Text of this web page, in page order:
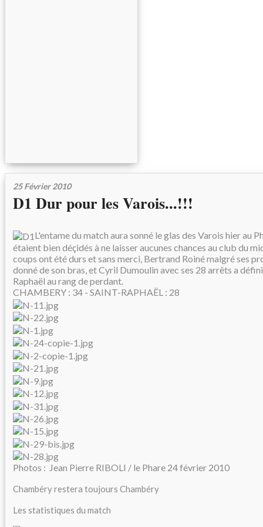
25 Février 2010
D1 Dur pour les Varois...!!!
L'entame du match aura sonné le glas des Varois hier au
étaient bien déçidés à ne laisser aucunes chances au club du
coups ont été durs et sans merci, Bertrand Roiné malgré ses
donné de son bras, et Cyril Dumoulin avec ses 28 arrêts a
Raphaël au rang de perdant.
CHAMBERY : 34 - SAINT-RAPHAËL : 28
Photos : Jean Pierre RIBOLI / le Phare 24 février 2010
Chambéry restera toujours Chambéry
Les statistiques du match